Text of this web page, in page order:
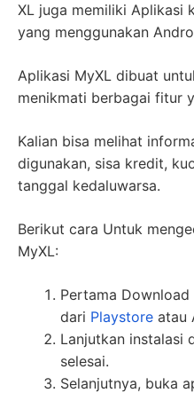
XL juga memiliki Aplikasi
yang menggunakan
Aplikasi MyXL dibuat
menikmati berbagai fitur
Kalian bisa melihat
digunakan, sisa kredit,
tanggal kedaluwarsa.
Berikut cara Untuk
MyXL:
Pertama
dari Playstore atau
Lanjutkan instalasi
selesai.
Selanjutnya, buka